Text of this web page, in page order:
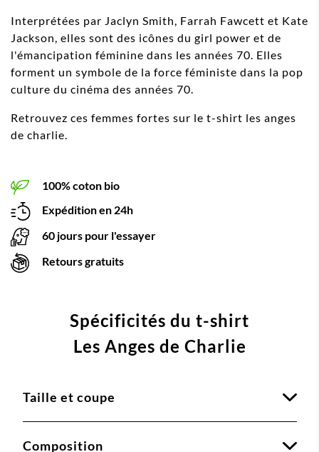
Interprétées par Jaclyn Smith, Farrah Fawcett et Kate
Jackson, elles sont des icônes du girl power et de
l'émancipation féminine dans les années 70. Elles
forment un symbole de la force féministe dans la pop
culture du cinéma des années 70.
Retrouvez ces femmes fortes sur le t-shirt les anges
de charlie.
100% coton bio
Expédition en 24h
60 jours pour l'essayer
Retours gratuits
Spécificités du t-shirt
Les Anges de Charlie
Taille et coupe
Composition